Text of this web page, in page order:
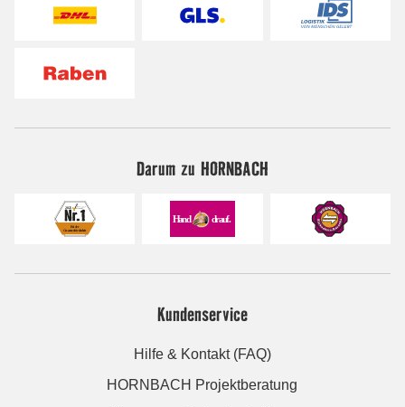
Darum zu HORNBACH
Kundenservice
Hilfe & Kontakt (FAQ)
HORNBACH Projektberatung